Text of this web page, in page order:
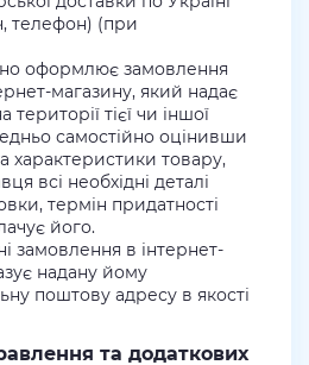
телефон) (при
оформлює замовлення
магазину, який надає
тієї чи іншої
самостійно оцінивши
характеристики товару,
всі необхідні деталі
термін придатності
його.
замовлення в інтернет-
надану йому
поштову адресу в якості
та додаткових